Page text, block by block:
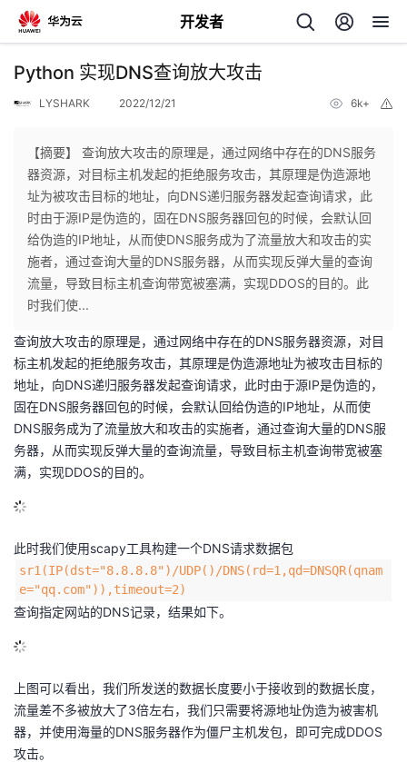
开发者
返
个
人
主
页
我
的
开
发
者
我
博
客
的
论
我
的
子
我
直
的
我
我
的
开
发
者
堂
我
课
程
的
认
我
的
我
我
的
Programs
我
的
支
我
的
术
支
我
云
声
Python 实现DNS查询放大攻击
LYSHARK 2022/12/21 6k+
【摘要】 查询放大攻击的原理是，通过网络中存在的DNS服务
器资源，对目标主机发起的拒绝服务攻击，其原理是伪造源地
址为被攻击目标的地址，向DNS递归服务器发起查询请求，此
时由于源IP是伪造的，固在DNS服务器回包的时候，会默认回
给伪造的IP地址，从而使DNS服务成为了流量放大和攻击的实
施者，通过查询大量的DNS服务器，从而实现反弹大量的查询
流量，导致目标主机查询带宽被塞满，实现DDOS的目的。此
时我们使...
查询放大攻击的原理是，通过网络中存在的DNS服务器资源，对目
标主机发起的拒绝服务攻击，其原理是伪造源地址为被攻击目标的
地址，向DNS递归服务器发起查询请求，此时由于源IP是伪造的，
固在DNS服务器回包的时候，会默认回给伪造的IP地址，从而使
DNS服务成为了流量放大和攻击的实施者，通过查询大量的DNS服
务器，从而实现反弹大量的查询流量，导致目标主机查询带宽被塞
满，实现DDOS的目的。
此时我们使用scapy工具构建一个DNS请求数据包
sr1(IP(dst="8.8.8.8")/UDP()/DNS(rd=1,qd=DNSQR(qnam
e="qq.com")),timeout=2)
查询指定网站的DNS记录，结果如下。
上图可以看出，我们所发送的数据长度要小于接收到的数据长度，
流量差不多被放大了3倍左右，我们只需要将源地址伪造为被害机
器，并使用海量的DNS服务器作为僵尸主机发包，即可完成DDOS
攻击。